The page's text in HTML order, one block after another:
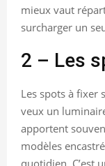
mieux vaut
surcharger un
2 – Les
Les spots à fixer
veux un
apportent
modèles
quotidien. C’est